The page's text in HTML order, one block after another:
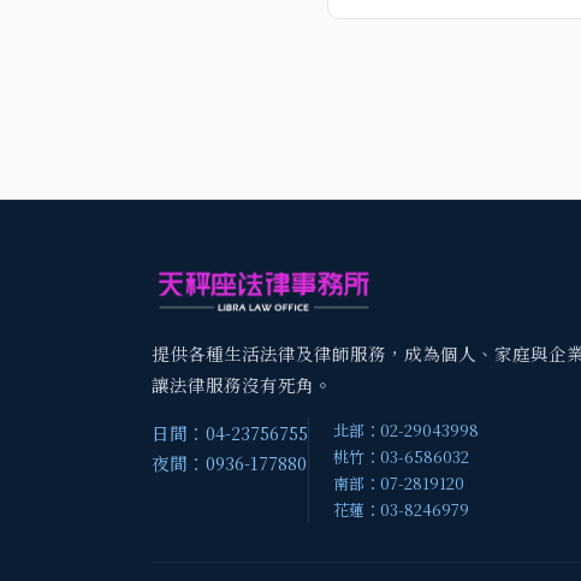
提供各種生活法律及律師服務，成為個人、家庭與企
讓法律服務沒有死角。
日間：04-23756755
夜間：0936-177880
北部：02-29043998
桃竹：03-6586032
南部：07-2819120
花蓮：03-8246979